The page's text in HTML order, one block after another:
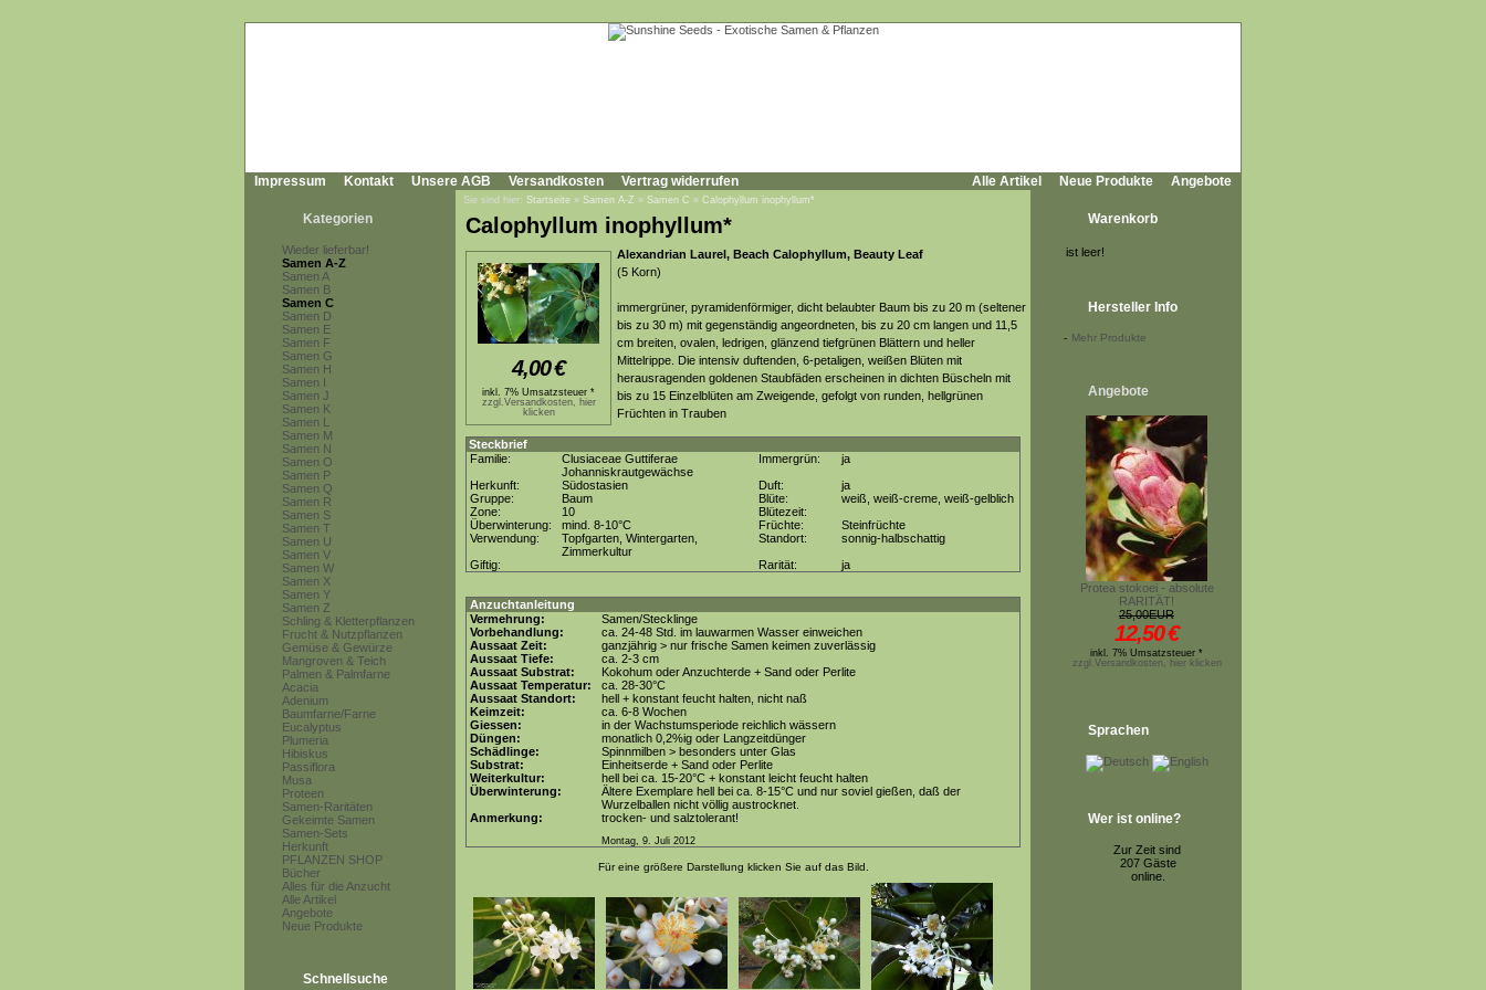
Impressum Kontakt Unsere AGB Versandkosten Vertrag widerrufen Alle Artikel Neue Produkte Angebote
Kategorien
Wieder lieferbar!
Samen A-Z
Samen A
Samen B
Samen C
Samen D
Samen E
Samen F
Samen G
Samen H
Samen I
Samen J
Samen K
Samen L
Samen M
Samen N
Samen O
Samen P
Samen Q
Samen R
Samen S
Samen T
Samen U
Samen V
Samen W
Samen X
Samen Y
Samen Z
Schling & Kletterpflanzen
Frucht & Nutzpflanzen
Gemüse & Gewürze
Mangroven & Teich
Palmen & Palmfarne
Acacia
Adenium
Baumfarne/Farne
Eucalyptus
Plumeria
Hibiskus
Passiflora
Musa
Proteen
Samen-Raritäten
Gekeimte Samen
Samen-Sets
Herkunft
PFLANZEN SHOP
Bücher
Alles für die Anzucht
Alle Artikel
Angebote
Neue Produkte
Schnellsuche
Sie sind hier: Startseite » Samen A-Z » Samen C » Calophyllum inophyllum*
Calophyllum inophyllum*
4,00€
inkl. 7% Umsatzsteuer *
zzgl.Versandkosten, hier
klicken
Alexandrian Laurel, Beach Calophyllum, Beauty Leaf
(5 Korn)
immergrüner, pyramidenförmiger, dicht belaubter Baum bis zu 20 m (seltener
bis zu 30 m) mit gegenständig angeordneten, bis zu 20 cm langen und 11,5
cm breiten, ovalen, ledrigen, glänzend tiefgrünen Blättern und heller
Mittelrippe. Die intensiv duftenden, 6-petaligen, weißen Blüten mit
herausragenden goldenen Staubfäden erscheinen in dichten Büscheln mit
bis zu 15 Einzelblüten am Zweigende, gefolgt von runden, hellgrünen
Früchten in Trauben
Steckbrief
Familie:
Clusiaceae Guttiferae
Johanniskrautgewächse
Immergrün:
ja
Herkunft:
Südostasien Duft:
ja
Gruppe:
Baum Blüte:
weiß, weiß-creme, weiß-gelblich
Zone:
10
Blütezeit:
Überwinterung:
mind. 8-10°C Früchte:
Steinfrüchte
Verwendung:
Topfgarten, Wintergarten,
Zimmerkultur
Standort:
sonnig-halbschattig
Giftig:
Rarität: ja
Anzuchtanleitung
Vermehrung:
Samen/Stecklinge
Vorbehandlung:
ca. 24-48 Std. im lauwarmen Wasser einweichen
Aussaat Zeit:
ganzjährig > nur frische Samen keimen zuverlässig
Aussaat Tiefe:
ca. 2-3 cm
Aussaat Substrat:
Kokohum oder Anzuchterde + Sand oder Perlite
Aussaat Temperatur:
ca. 28-30°C
Aussaat Standort:
hell + konstant feucht halten, nicht naß
Keimzeit:
ca. 6-8 Wochen
Giessen:
in der Wachstumsperiode reichlich wässern
Düngen:
monatlich 0,2%ig oder Langzeitdünger
Schädlinge:
Spinnmilben > besonders unter Glas
Substrat:
Einheitserde + Sand oder Perlite
Weiterkultur:
hell bei ca. 15-20°C + konstant leicht feucht halten
Überwinterung:
Ältere Exemplare hell bei ca. 8-15°C und nur soviel gießen, daß der
Wurzelballen nicht völlig austrocknet.
Anmerkung:
trocken- und salztolerant!
Montag, 9. Juli 2012
Für eine größere Darstellung klicken Sie auf das Bild.
Warenkorb
ist leer!
Hersteller Info
- Mehr Produkte
Angebote
Protea stokoei - absolute
RARITÄT!
25,00EUR
12,50€
inkl. 7% Umsatzsteuer *
zzgl.Versandkosten, hier klicken
Sprachen
Wer ist online?
Zur Zeit sind
207 Gäste
online.